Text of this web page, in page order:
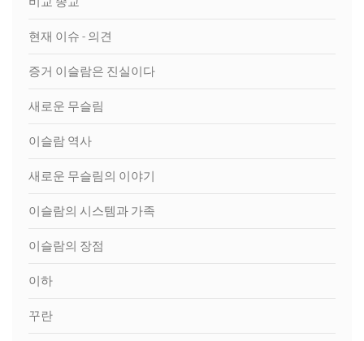
현재 이슈 - 의견
증거 이슬람은 진실이다
새로운 무슬림
이슬람 역사
새로운 무슬림의 이야기
이슬람의 시스템과 가족
이슬람의 장점
이하
꾸란